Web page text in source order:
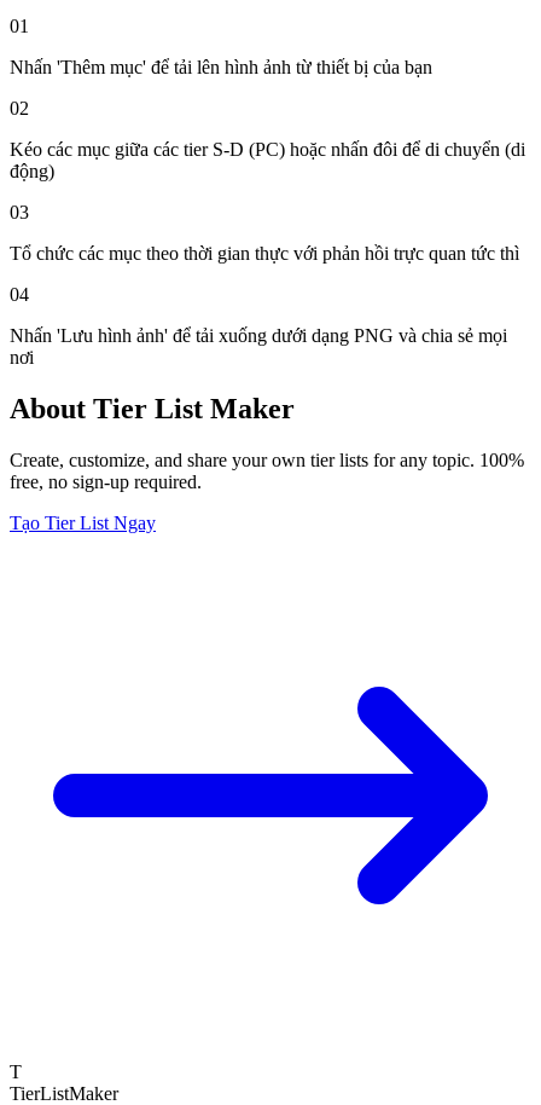
01
Nhấn 'Thêm mục' để tải lên hình ảnh từ thiết bị của bạn
02
Kéo các mục giữa các tier S-D (PC) hoặc nhấn đôi để di chuyển (di
động)
03
Tổ chức các mục theo thời gian thực với phản hồi trực quan tức thì
04
Nhấn 'Lưu hình ảnh' để tải xuống dưới dạng PNG và chia sẻ mọi
nơi
About Tier List Maker
Create, customize, and share your own tier lists for any topic. 100%
free, no sign-up required.
Tạo Tier List Ngay
T
TierListMaker